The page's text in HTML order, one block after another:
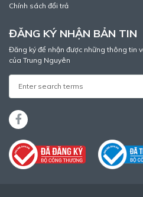
Chính sách đổi trả
ĐĂNG KÝ NHẬN BẢN TIN
Đăng ký để nhận được những thông tin
của Trung Nguyên